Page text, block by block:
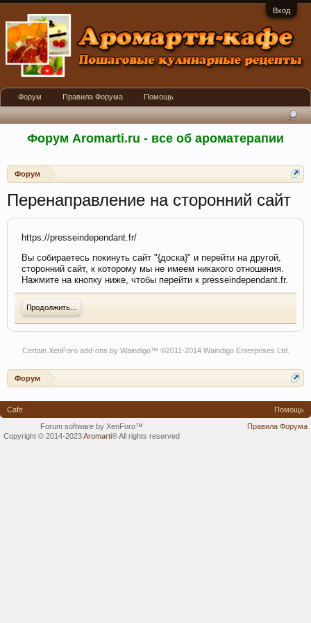
Вход
Форум Aromarti.ru - все об ароматерапии
Форум
Перенаправление на сторонний сайт
https://presseindependant.fr/
Вы собираетесь покинуть сайт "{доска}" и перейти на другой,
сторонний сайт, к которому мы не имеем никакого отношения.
Нажмите на кнопку ниже, чтобы перейти к presseindependant.fr.
Продолжить...
Certain XenForo add-ons by Waindigo™ ©2011-2014 Waindigo Enterprises Ltd.
Форум
Форум Правила Форума Помощь
Cafe
Помощь
Правила Форума
Forum software by XenForo™
Copyright © 2014-2023Aromarti®All rights reserved